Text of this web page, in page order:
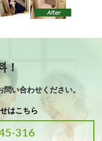
！
い合わせください。
はこちら
316